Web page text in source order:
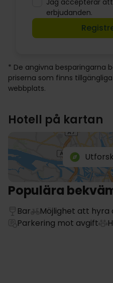
erbjudanden.
* De angivna besparingarna
priserna som finns
webbplats.
Hotell på kartan
Populära
Bar Möjlighet att hyra
Parkering mot avgift